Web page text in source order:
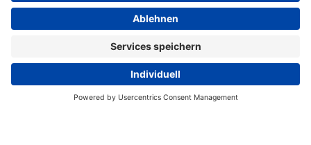
Nebenwirkungsmeldungen
Transparenzrichtlinie
Cookie-Einstellungen
Progenerika
© Copyright STADA 2026